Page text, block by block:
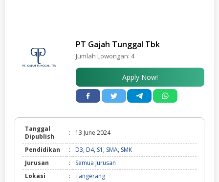
PT Gajah Tunggal Tbk
Jumlah Lowongan: 4
Apply Now!
Tanggal
Dipublish
: 13 June 2024
Pendidikan : D3, D4, S1 , SMA, SMK
Jurusan
:
Semua Jurusan
Lokasi
:
Tangerang